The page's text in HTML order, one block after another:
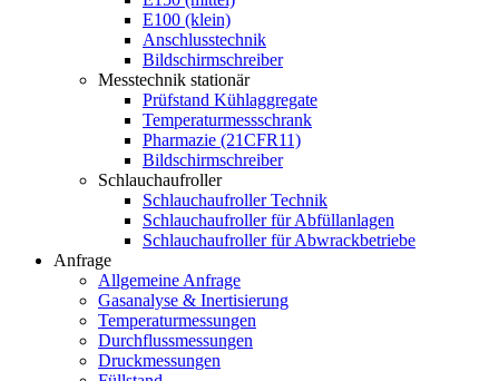
E100 (klein)
Anschlusstechnik
Bildschirmschreiber
Messtechnik stationär
Prüfstand Kühlaggregate
Temperaturmessschrank
Pharmazie (21CFR11)
Bildschirmschreiber
Schlauchaufroller
Schlauchaufroller Technik
Schlauchaufroller für Abfüllanlagen
Schlauchaufroller für Abwrackbetriebe
Anfrage
Allgemeine Anfrage
Gasanalyse & Inertisierung
Temperaturmessungen
Durchflussmessungen
Druckmessungen